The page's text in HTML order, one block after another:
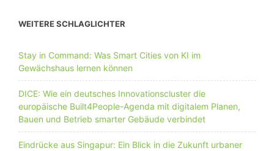
WEITERE SCHLAGLICHTER
Stay in Command: Was Smart Cities von KI im
Gewächshaus lernen können
DICE: Wie ein deutsches Innovationscluster die
europäische Built4People-Agenda mit digitalem Planen,
Bauen und Betrieb smarter Gebäude verbindet
Eindrücke aus Singapur: Ein Blick in die Zukunft urbaner